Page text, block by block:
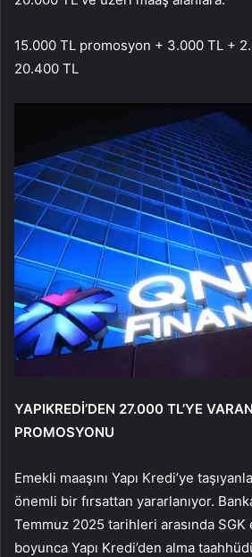
15.000 TL promosyon + 3.000 TL +
20.400 TL
YAPIKREDİ’DEN 27.000 TL’YE
PROMOSYONU
Emekli maaşını Yapı Kredi’ye
önemli bir fırsattan yararlanıyor.
Temmuz 2025 tarihleri arasında SGK
boyunca Yapı Kredi’den alma